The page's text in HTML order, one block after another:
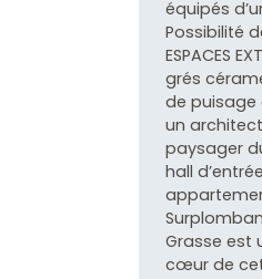
équipés
Possibilité
ESPACES
grés
de puisage
un
paysager
hall
Grasse est
cœur de